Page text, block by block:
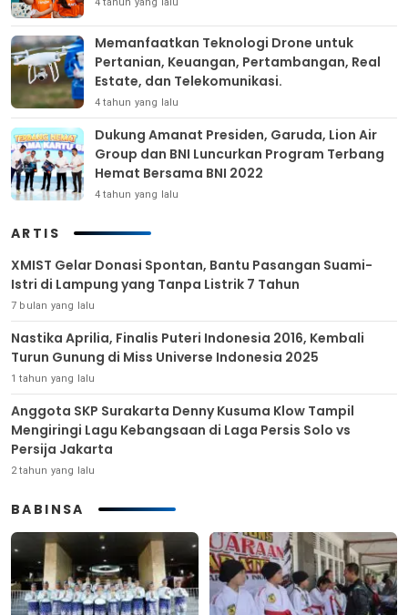
4 tahun yang lalu
Memanfaatkan Teknologi Drone untuk
Pertanian, Keuangan, Pertambangan, Real
Estate, dan Telekomunikasi.
4 tahun yang lalu
Dukung Amanat Presiden, Garuda, Lion Air
Group dan BNI Luncurkan Program Terbang
Hemat Bersama BNI 2022
4 tahun yang lalu
ARTIS
XMIST Gelar Donasi Spontan, Bantu Pasangan Suami-
Istri di Lampung yang Tanpa Listrik 7 Tahun
7 bulan yang lalu
Nastika Aprilia, Finalis Puteri Indonesia 2016, Kembali
Turun Gunung di Miss Universe Indonesia 2025
1 tahun yang lalu
Anggota SKP Surakarta Denny Kusuma Klow Tampil
Mengiringi Lagu Kebangsaan di Laga Persis Solo vs
Persija Jakarta
2 tahun yang lalu
BABINSA